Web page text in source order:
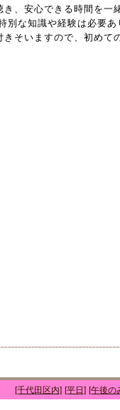
、安心できる時間を
別な知識や経験は必要
そいますので、初め
[千代田区内] [平日] [午後の